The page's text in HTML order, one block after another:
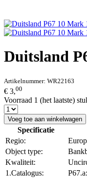
Duitsland
Artikelnummer: WR22163
€ 3,00
Voorraad 1 (het laatste)
Voeg toe aan winkelwagen
Specificatie
Regio:
Object type:
Kwaliteit:
1.Catalogus: